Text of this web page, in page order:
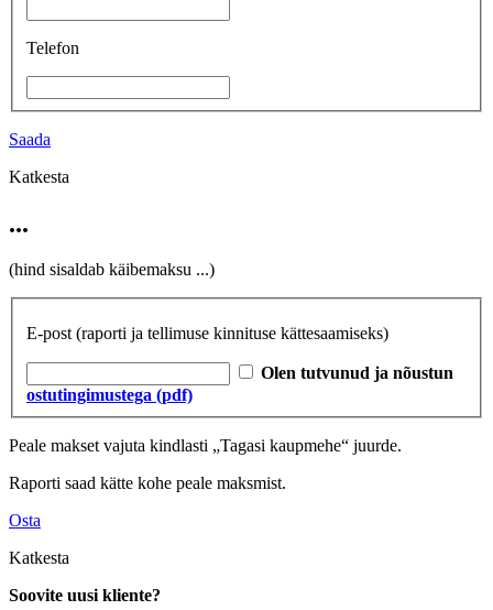
Telefon
Saada
Katkesta
...
(hind sisaldab käibemaksu ...)
E-post (raporti ja tellimuse kinnituse kättesaamiseks)
Olen tutvunud ja nõustun
ostutingimustega (pdf)
Peale makset vajuta kindlasti „Tagasi kaupmehe“ juurde.
Raporti saad kätte kohe peale maksmist.
Osta
Katkesta
Soovite uusi kliente?